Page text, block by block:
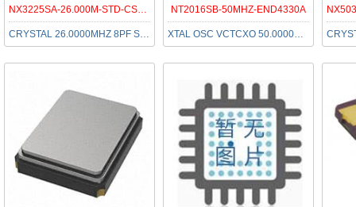
NX3225SA-26.000M-STD-CSR-1
CRYSTAL 26.0000MHZ 8PF SMD
NT2016SB-50MHZ-END4330A
XTAL OSC VCTCXO 50.0000MHZ SMD